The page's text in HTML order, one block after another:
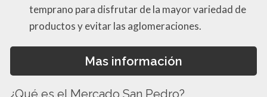
temprano para disfrutar de la mayor variedad de
productos y evitar las aglomeraciones.
Mas información
¿Qué es el Mercado San Pedro?